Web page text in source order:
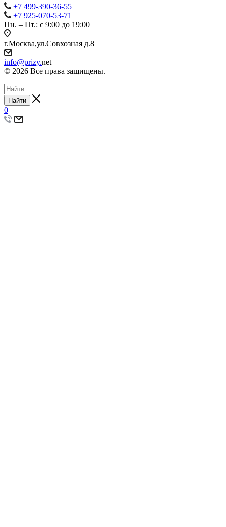
+7 499-390-36-55
+7 925-070-53-71
Пн. – Пт.: с 9:00 до 19:00
г.Москва,ул.Совхозная д.8
info@prizy.net
© 2026 Все права защищены.
Найти
0